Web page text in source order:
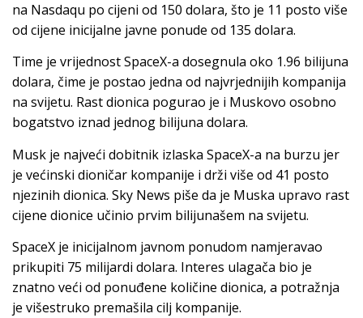
na Nasdaqu po cijeni od 150 dolara, što je 11 posto više
od cijene inicijalne javne ponude od 135 dolara.
Time je vrijednost SpaceX-a dosegnula oko 1.96 bilijuna
dolara, čime je postao jedna od najvrjednijih kompanija
na svijetu. Rast dionica pogurao je i Muskovo osobno
bogatstvo iznad jednog bilijuna dolara.
Musk je najveći dobitnik izlaska SpaceX-a na burzu jer
je većinski dioničar kompanije i drži više od 41 posto
njezinih dionica. Sky News piše da je Muska upravo rast
cijene dionice učinio prvim bilijunašem na svijetu.
SpaceX je inicijalnom javnom ponudom namjeravao
prikupiti 75 milijardi dolara. Interes ulagača bio je
znatno veći od ponuđene količine dionica, a potražnja
je višestruko premašila cilj kompanije.